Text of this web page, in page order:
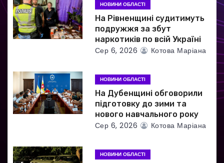
п
и
і
в
НОВИНИ ОБЛАСТІ
На Рівненщині судитимуть
подружжя за збут
наркотиків по всій Україні
Сер 6, 2026 Котова Маріана
НОВИНИ ОБЛАСТІ
На Дубенщині обговорили
підготовку до зими та
нового навчального року
Сер 6, 2026 Котова Маріана
НОВИНИ ОБЛАСТІ